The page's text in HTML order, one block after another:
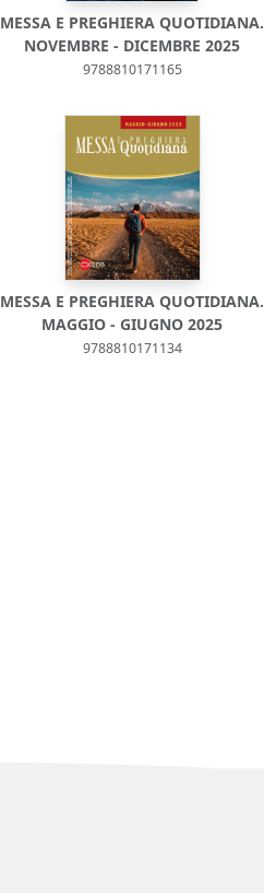
MESSA E PREGHIERA QUOTIDIANA.
NOVEMBRE - DICEMBRE 2025
9788810171165
MESSA E PREGHIERA QUOTIDIANA.
MAGGIO - GIUGNO 2025
9788810171134